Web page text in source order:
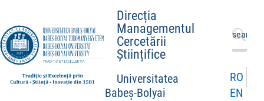
Direcția
Managementul
Cercetării
Științifice
Universitatea
Babeș-Bolyai
Caută
după:
RO
EN